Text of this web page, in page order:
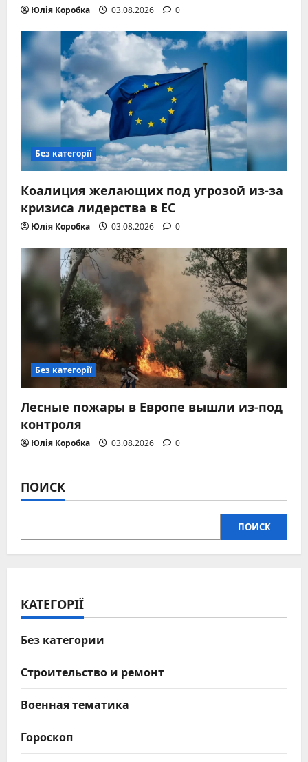
Юлія Коробка 03.08.2026 0
Без категорії
Коалиция желающих под угрозой из-за
кризиса лидерства в ЕС
Юлія Коробка 03.08.2026 0
Без категорії
Лесные пожары в Европе вышли из-под
контроля
Юлія Коробка 03.08.2026 0
ПОИСК
ПОИСК
КАТЕГОРІЇ
Без категории
Строительство и ремонт
Военная тематика
Гороскоп